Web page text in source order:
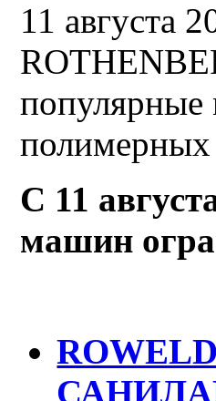
11 августа
полимерных
С 11
машин